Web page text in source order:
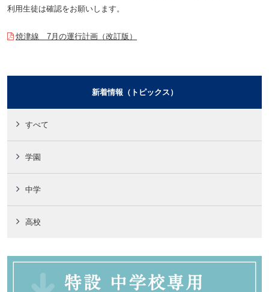
利用生徒は確認をお願いします。
焼津線 7月の運行計画（改訂版）
新着情報（トピックス）
すべて
学園
中学
高校